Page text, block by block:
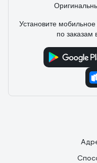
Установите
по заказам